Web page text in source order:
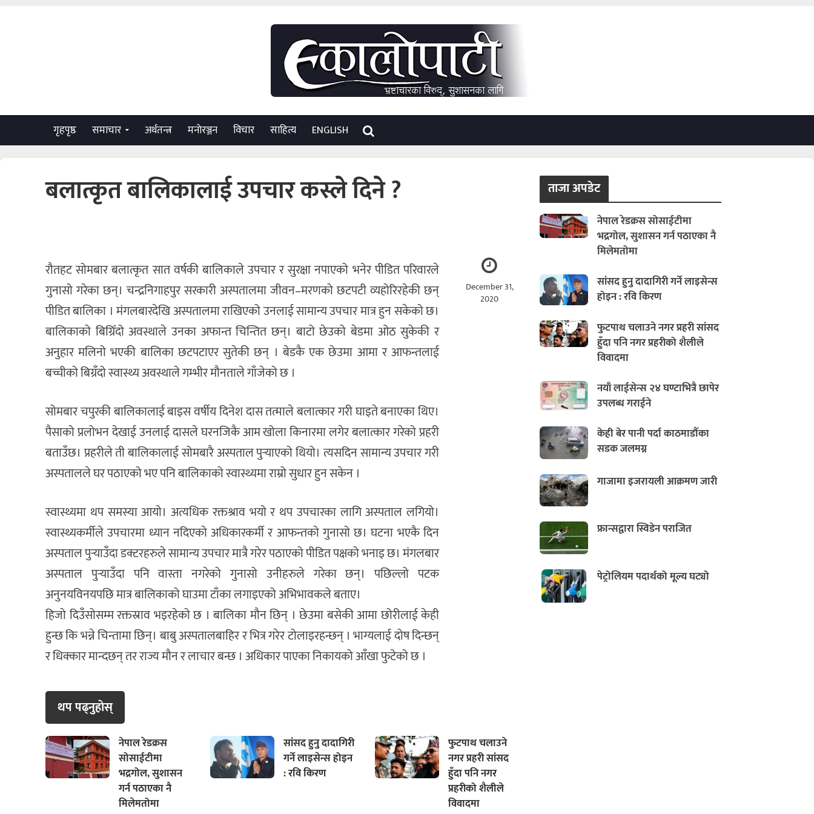
गृहपृष्ठ समाचार अर्थतन्त्र मनाेरञ्जन विचार साहित्य ENGLISH
बलात्कृत बालिकालाई उपचार कस्ले दिने ?
December 31,
2020
रौतहट सोमबार बलात्कृत सात वर्षकी बालिकाले उपचार र सुरक्षा नपाएको भनेर पीडित परिवारले
गुनासो गरेका छन्। चन्द्रनिगाहपुर सरकारी अस्पतालमा जीवन–मरणको छटपटी व्यहोरिरहेकी छन्
पीडित बालिका । मंगलबारदेखि अस्पतालमा राखिएको उनलाई सामान्य उपचार मात्र हुन सकेको छ।
बालिकाको बिग्रिँदो अवस्थाले उनका अफान्त चिन्तित छन्। बाटो छेउको बेडमा ओठ सुकेकी र
अनुहार मलिनो भएकी बालिका छटपटाएर सुतेकी छन् । बेडकै एक छेउमा आमा र आफन्तलाई
बच्चीको बिग्रँदो स्वास्थ्य अवस्थाले गम्भीर मौनताले गाँजेको छ ।
सोमबार चपुरकी बालिकालाई बाइस वर्षीय दिनेश दास तत्माले बलात्कार गरी घाइते बनाएका थिए।
पैसाको प्रलोभन देखाई उनलाई दासले घरनजिकै आम खोला किनारमा लगेर बलात्कार गरेको प्रहरी
बताउँछ। प्रहरीले ती बालिकालाई सोमबारै अस्पताल पुर्‍याएको थियो। त्यसदिन सामान्य उपचार गरी
अस्पतालले घर पठाएको भए पनि बालिकाको स्वास्थ्यमा राम्रो सुधार हुन सकेन ।
स्वास्थ्यमा थप समस्या आयो। अत्यधिक रक्तश्राव भयो र थप उपचारका लागि अस्पताल लगियो।
स्वास्थ्यकर्मीले उपचारमा ध्यान नदिएको अधिकारकर्मी र आफन्तको गुनासो छ। घटना भएकै दिन
अस्पताल पुर्‍याउँदा डक्टरहरुले सामान्य उपचार मात्रै गरेर पठाएको पीडित पक्षको भनाइ छ। मंगलबार
अस्पताल पुर्‍याउँदा पनि वास्ता नगरेको गुनासो उनीहरुले गरेका छन्। पछिल्लो पटक
अनुनयविनयपछि मात्र बालिकाको घाउमा टाँका लगाइएको अभिभावकले बताए।
हिजो दिउँसोसम्म रक्तस्राव भइरहेको छ । बालिका मौन छिन् । छेउमा बसेकी आमा छोरीलाई केही
हुन्छ कि भन्ने चिन्तामा छिन्। बाबु अस्पतालबाहिर र भित्र गरेर टोलाइरहन्छन् । भाग्यलाई दोष दिन्छन्
र धिक्कार मान्दछन् तर राज्य मौन र लाचार बन्छ । अधिकार पाएका निकायको आँखा फुटेको छ ।
थप पढ्नुहाेस्
नेपाल रेडक्रस
सोसाईटीमा
भद्रगोल, सुशासन
गर्न पठाएका नै
मिलेमतोमा
सांसद हुनु दादागिरी
गर्ने लाइसेन्स होइन
: रवि किरण
फुटपाथ चलाउने
नगर प्रहरी सांसद
हुँदा पनि नगर
प्रहरीको शैलीले
विवादमा
ताजा अपडेट
नेपाल रेडक्रस सोसाईटीमा
भद्रगोल, सुशासन गर्न पठाएका नै
मिलेमतोमा
सांसद हुनु दादागिरी गर्ने लाइसेन्स
होइन : रवि किरण
फुटपाथ चलाउने नगर प्रहरी सांसद
हुँदा पनि नगर प्रहरीको शैलीले
विवादमा
नयाँ लाईसेन्स २४ घण्टाभित्रै छापेर
उपलब्ध गराईने
केही बेर पानी पर्दा काठमाडौँका
सडक जलमग्न
गाजामा इजरायली आक्रमण जारी
फ्रान्सद्वारा स्विडेन पराजित
पेट्रोलियम पदार्थको मूल्य घट्यो